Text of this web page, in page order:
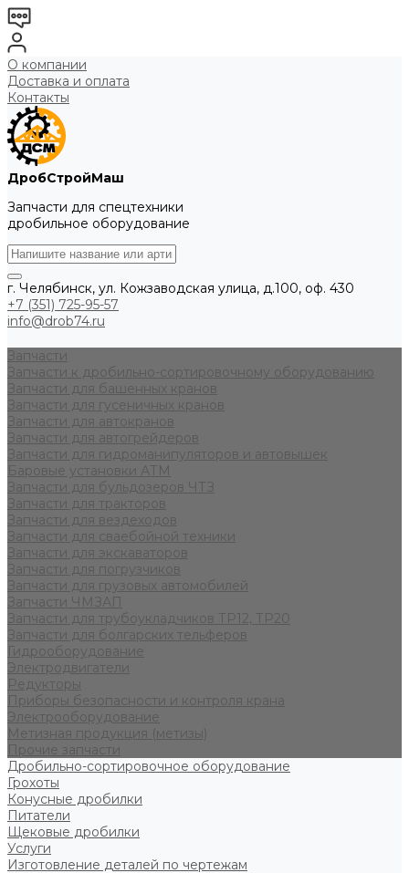
О компании
Доставка и оплата
Контакты
ДробСтройМаш
Запчасти для спецтехники
дробильное оборудование
г. Челябинск, ул. Кожзаводская улица, д.100, оф. 430
+7 (351) 725-95-57
info@drob74.ru
Запчасти
Запчасти к дробильно-сортировочному оборудованию
Запчасти для башенных кранов
Запчасти для гусеничных кранов
Запчасти для автокранов
Запчасти для автогрейдеров
Запчасти для гидроманипуляторов и автовышек
Баровые установки АТМ
Запчасти для бульдозеров ЧТЗ
Запчасти для тракторов
Запчасти для вездеходов
Запчасти для сваебойной техники
Запчасти для экскаваторов
Запчасти для погрузчиков
Запчасти для грузовых автомобилей
Запчасти ЧМЗАП
Запчасти для трубоукладчиков ТР12, ТР20
Запчасти для болгарских тельферов
Гидрооборудование
Электродвигатели
Редукторы
Приборы безопасности и контроля крана
Электрооборудование
Метизная продукция (метизы)
Прочие запчасти
Дробильно-сортировочное оборудование
Грохоты
Конусные дробилки
Питатели
Щековые дробилки
Услуги
Изготовление деталей по чертежам